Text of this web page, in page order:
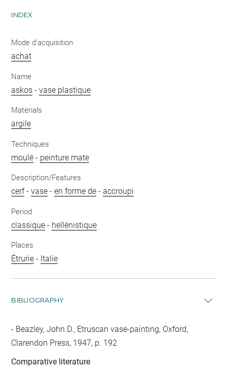
INDEX
Mode d'acquisition
achat
Name
askos -vase plastique
Materials
argile
Techniques
moulé - peinture mate
Description/Features
cerf-vase -en forme de -accroupi
Period
classique - hellénistique
Places
Étrurie - Italie
BIBLIOGRAPHY
Beazley, John D., Etruscan vase-painting, Oxford,
Clarendon Press, 1947, p. 192
Comparative literature